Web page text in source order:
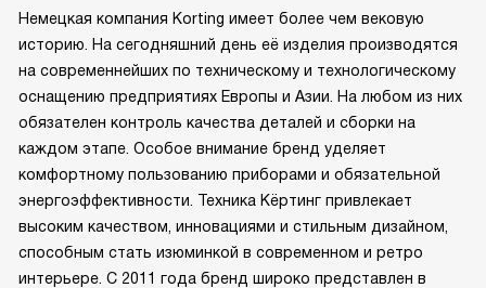
Немецкая компания Korting имеет более чем вековую
историю. На сегодняшний день её изделия производятся
на современнейших по техническому и технологическому
оснащению предприятиях Европы и Азии. На любом из них
обязателен контроль качества деталей и сборки на
каждом этапе. Особое внимание бренд уделяет
комфортному пользованию приборами и обязательной
энергоэффективности. Техника Кёртинг привлекает
высоким качеством, инновациями и стильным дизайном,
способным стать изюминкой в современном и ретро
интерьере. С 2011 года бренд широко представлен в